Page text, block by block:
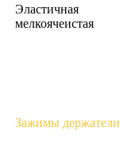
Эластичная
мелкоячеистая
Зажимы держатели